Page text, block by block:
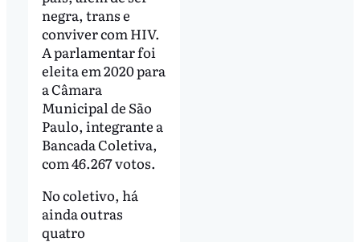
negra, trans e
conviver com HIV.
A parlamentar foi
eleita em 2020 para
a Câmara
Municipal de São
Paulo, integrante a
Bancada Coletiva,
com 46.267 votos.
No coletivo, há
ainda outras
quatro